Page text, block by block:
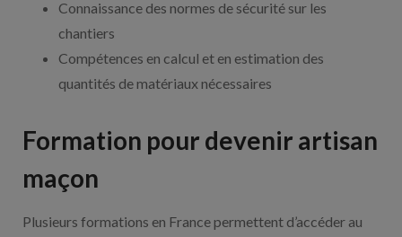
Connaissance des normes de sécurité sur les
chantiers
Compétences en calcul et en estimation des
quantités de matériaux nécessaires
Formation pour devenir artisan
maçon
Plusieurs formations en France permettent d’accéder au